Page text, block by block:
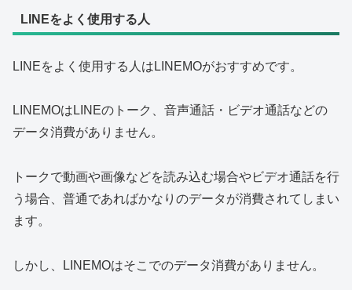
LINEをよく使用する人
LINEをよく使用する人はLINEMOがおすすめです。
LINEMOはLINEのトーク、音声通話・ビデオ通話などの
データ消費がありません。
トークで動画や画像などを読み込む場合やビデオ通話を行
う場合、普通であればかなりのデータが消費されてしまい
ます。
しかし、LINEMOはそこでのデータ消費がありません。